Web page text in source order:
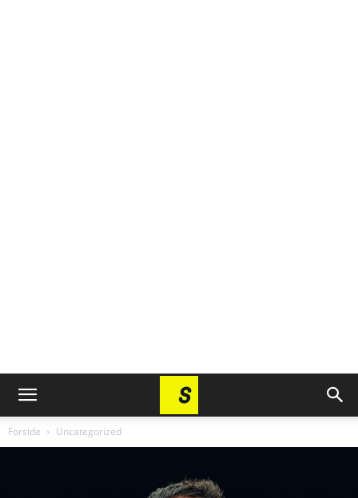
Forside Uncategorized